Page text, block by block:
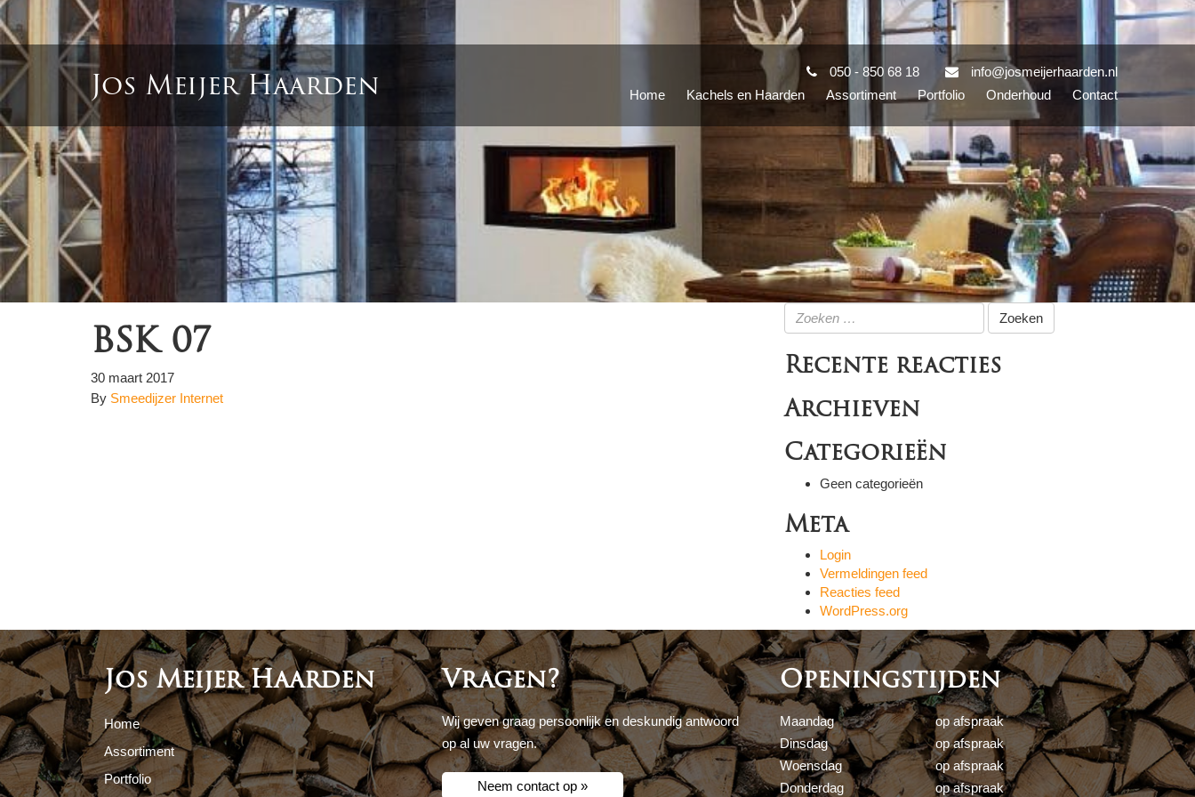
Jos Meijer Haarden 050 - 850 68 18
info@josmeijerhaarden.nl
Home
Kachels en Haarden Assortiment Portfolio Onderhoud Contact
BSK 07
30 maart 2017
By Smeedijzer Internet
Zoeken
naar:
Recente reacties
Archieven
Categorieën
Geen categorieën
Meta
Login
Vermeldingen feed
Reacties feed
WordPress.org
Jos Meijer Haarden
Home
Assortiment
Portfolio
Vragen?
Wij geven graag persoonlijk en deskundig antwoord
op al uw vragen.
Neem contact op »
Openingstijden
Maandag
op afspraak
Dinsdag
op afspraak
Woensdag
op afspraak
Donderdag
op afspraak